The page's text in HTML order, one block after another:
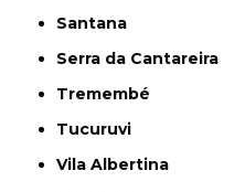
Santana
Serra da Cantareira
Tremembé
Tucuruvi
Vila Albertina